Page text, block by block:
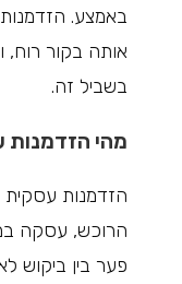
באמצע.
אותה בקור רוח,
בשביל זה.
מהי
הזדמנות
הרוכש, עסקה
פער בין ביקוש